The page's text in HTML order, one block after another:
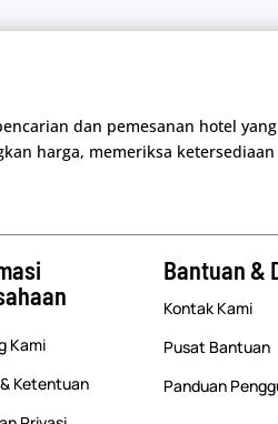
dan pemesanan hotel
harga, memeriksa
Kami
Ketentuan
Bantuan &
Kontak Kami
Pusat Bantuan
Panduan